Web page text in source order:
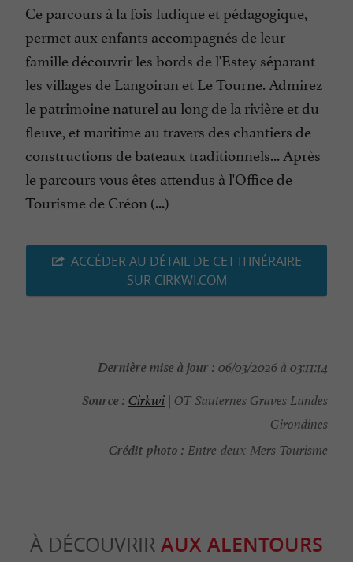
Ce parcours à la fois ludique et pédagogique,
permet aux enfants accompagnés de leur
famille découvrir les bords de l'Estey séparant
les villages de Langoiran et Le Tourne. Admirez
le patrimoine naturel au long de la rivière et du
fleuve, et maritime au travers des chantiers de
constructions de bateaux traditionnels... Après
le parcours vous êtes attendus à l'Office de
Tourisme de Créon (...)
ACCÉDER AU DÉTAIL DE CET ITINÉRAIRE
SUR CIRKWI.COM
Dernière mise à jour : 06/03/2026 à 03:11:14
Source : Cirkwi | OT Sauternes Graves Landes
Girondines
Crédit photo : Entre-deux-Mers Tourisme
À DÉCOUVRIR AUX ALENTOURS